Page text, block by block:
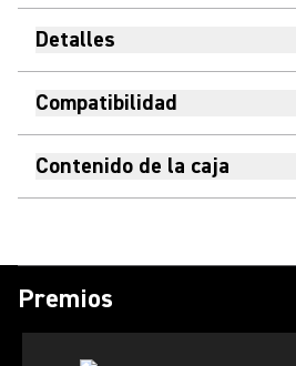
Detalles
Compatibilidad
Contenido de la caja
Premios